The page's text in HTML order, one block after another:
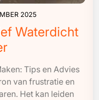
2025
Waterdicht
Tips en Advies
van frustratie en
Het kan leiden